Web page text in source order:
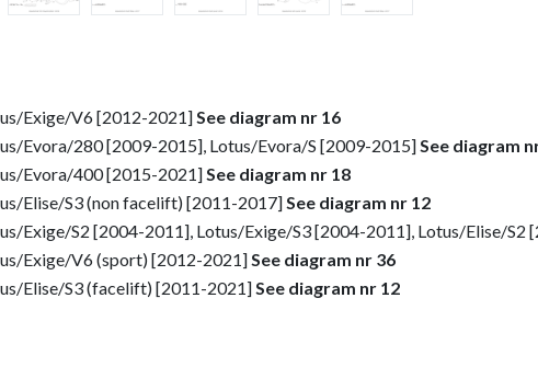
Exige/V6 [2012-2021] See diagram nr 16
Evora/280 [2009-2015], Lotus/Evora/S [2009-2015] See diagram
Evora/400 [2015-2021] See diagram nr 18
Elise/S3 (non facelift) [2011-2017] See diagram nr 12
Exige/S2 [2004-2011], Lotus/Exige/S3 [2004-2011], Lotus/Elise/S2
Exige/V6 (sport) [2012-2021] See diagram nr 36
Elise/S3 (facelift) [2011-2021] See diagram nr 12